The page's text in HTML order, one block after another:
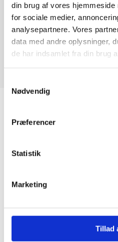
din brug af vores
for sociale medier,
analysepartnere. Vores
data med andre oplysninger,
de har indsamlet fra din brug
Nødvendig
Præferencer
Statistik
Marketing
Tillad
Tilføj
Gælder til og med 15/8
Mandag – Torsdag:
Lørdag, søndag & helligdage: